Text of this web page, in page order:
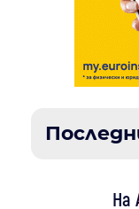
На